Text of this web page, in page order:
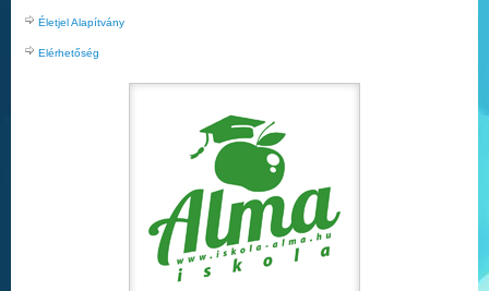
Életjel Alapítvány
Elérhetőség